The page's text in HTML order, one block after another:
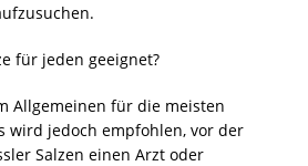
für jeden geeignet?
Allgemeinen für die meisten
wird jedoch empfohlen, vor der
Salzen einen Arzt oder